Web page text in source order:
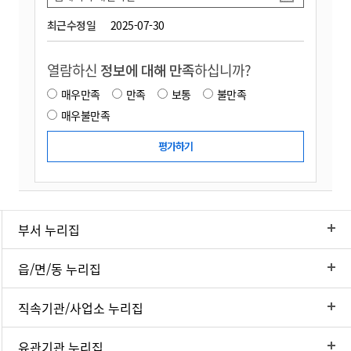
최근수정일 2025-07-30
열람하신 정보에 대해 만족하십니까?
매우만족 만족 보통
불만족
매우불만족
부서 누리집
읍/면/동 누리집
직속기관/사업소 누리집
유관기관 누리집